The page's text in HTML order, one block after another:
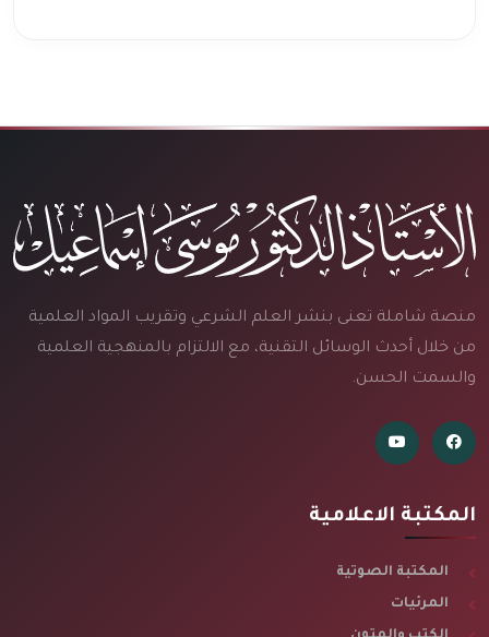
منصة شاملة تعنى بنشر العلم الشرعي وتقريب المواد العلمية
من خلال أحدث الوسائل التقنية، مع الالتزام بالمنهجية العلمية
والسمت الحسن.
المكتبة الاعلامية
المكتبة الصوتية
المرئيات